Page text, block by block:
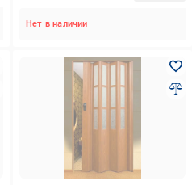
Нет в наличии